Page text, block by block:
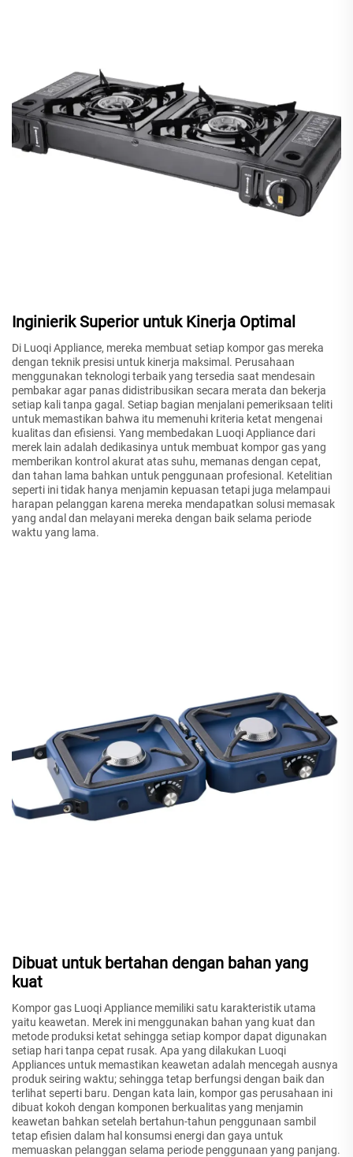
Inginierik Superior untuk Kinerja Optimal
Di Luoqi Appliance, mereka membuat setiap kompor gas mereka
dengan teknik presisi untuk kinerja maksimal. Perusahaan
menggunakan teknologi terbaik yang tersedia saat mendesain
pembakar agar panas didistribusikan secara merata dan bekerja
setiap kali tanpa gagal. Setiap bagian menjalani pemeriksaan teliti
untuk memastikan bahwa itu memenuhi kriteria ketat mengenai
kualitas dan efisiensi. Yang membedakan Luoqi Appliance dari
merek lain adalah dedikasinya untuk membuat kompor gas yang
memberikan kontrol akurat atas suhu, memanas dengan cepat,
dan tahan lama bahkan untuk penggunaan profesional. Ketelitian
seperti ini tidak hanya menjamin kepuasan tetapi juga melampaui
harapan pelanggan karena mereka mendapatkan solusi memasak
yang andal dan melayani mereka dengan baik selama periode
waktu yang lama.
Dibuat untuk bertahan dengan bahan yang
kuat
Kompor gas Luoqi Appliance memiliki satu karakteristik utama
yaitu keawetan. Merek ini menggunakan bahan yang kuat dan
metode produksi ketat sehingga setiap kompor dapat digunakan
setiap hari tanpa cepat rusak. Apa yang dilakukan Luoqi
Appliances untuk memastikan keawetan adalah mencegah ausnya
produk seiring waktu; sehingga tetap berfungsi dengan baik dan
terlihat seperti baru. Dengan kata lain, kompor gas perusahaan ini
dibuat kokoh dengan komponen berkualitas yang menjamin
keawetan bahkan setelah bertahun-tahun penggunaan sambil
tetap efisien dalam hal konsumsi energi dan gaya untuk
memuaskan pelanggan selama periode penggunaan yang panjang.